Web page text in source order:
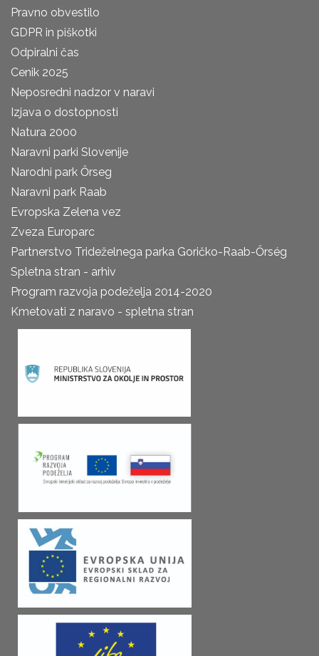
Pravno obvestilo
GDPR in piškotki
Odpiralni čas
Cenik 2025
Neposredni nadzor v naravi
Izjava o dostopnosti
Natura 2000
Naravni parki Slovenije
Narodni park Őrseg
Naravni park Raab
Evropska Zelena vez
Zveza Europarc
Partnerstvo Trideželnega parka Goričko-Raab-Őrség
Spletna stran - arhiv
Program razvoja podeželja 2014-2020
Kmetovati z naravo - spletna stran